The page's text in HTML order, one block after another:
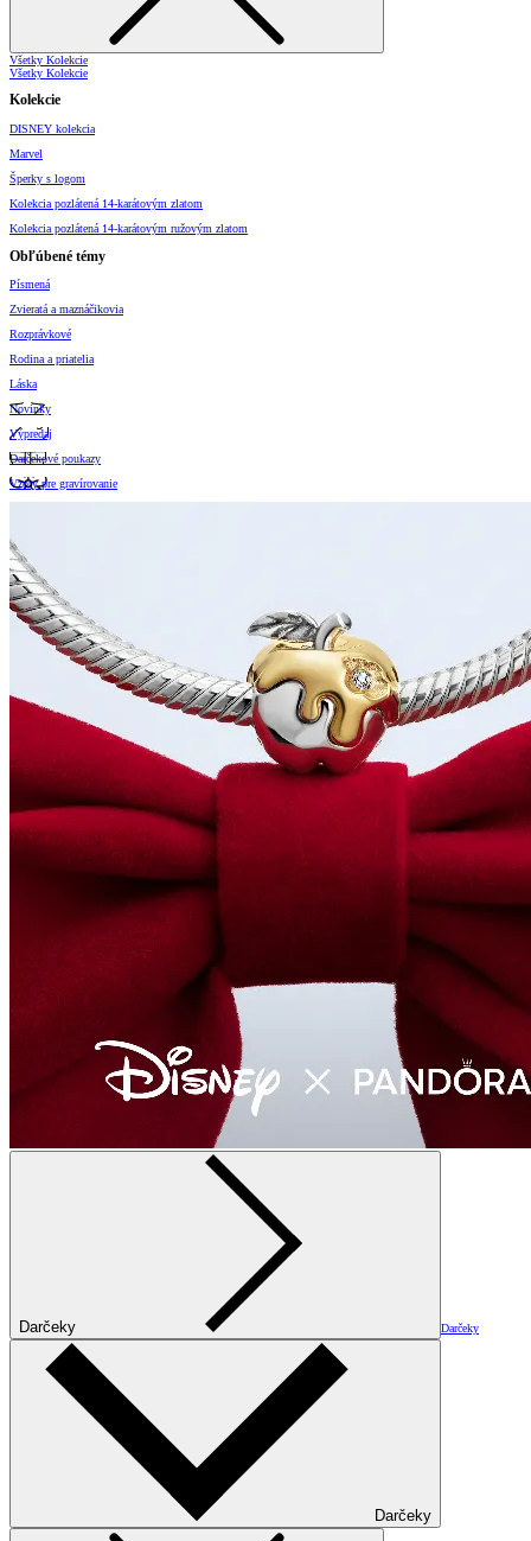
Všetky Kolekcie
Všetky Kolekcie
Kolekcie
DISNEY kolekcia
Marvel
Šperky s logom
Kolekcia pozlátená 14-karátovým zlatom
Kolekcia pozlátená 14-karátovým ružovým zlatom
Obľúbené témy
Písmená
Zvieratá a maznáčikovia
Rozprávkové
Rodina a priatelia
Láska
Novinky
Výpredaj
Darčekové poukazy
Vzory pre gravírovanie
Darčeky Darčeky
Darčeky